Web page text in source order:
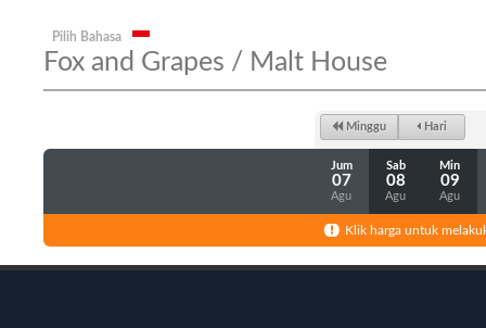
Pilih Bahasa
Fox and Grapes / Malt House
Minggu Hari
Jum
07
Agu
Sab
08
Agu
Min
09
Agu
Klik harga untuk